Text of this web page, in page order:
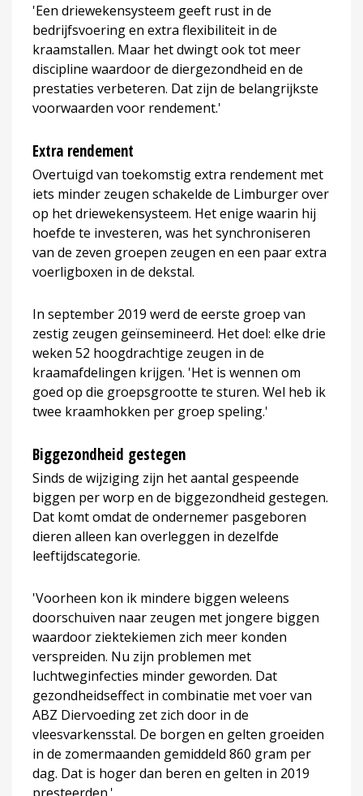
'Een driewekensysteem geeft rust in de
bedrijfsvoering en extra flexibiliteit in de
kraamstallen. Maar het dwingt ook tot meer
discipline waardoor de diergezondheid en de
prestaties verbeteren. Dat zijn de belangrijkste
voorwaarden voor rendement.'
Extra rendement
Overtuigd van toekomstig extra rendement met
iets minder zeugen schakelde de Limburger over
op het driewekensysteem. Het enige waarin hij
hoefde te investeren, was het synchroniseren
van de zeven groepen zeugen en een paar extra
voerligboxen in de dekstal.
In september 2019 werd de eerste groep van
zestig zeugen geïnsemineerd. Het doel: elke drie
weken 52 hoogdrachtige zeugen in de
kraamafdelingen krijgen. 'Het is wennen om
goed op die groepsgrootte te sturen. Wel heb ik
twee kraamhokken per groep speling.'
Biggezondheid gestegen
Sinds de wijziging zijn het aantal gespeende
biggen per worp en de biggezondheid gestegen.
Dat komt omdat de ondernemer pasgeboren
dieren alleen kan overleggen in dezelfde
leeftijdscategorie.
'Voorheen kon ik mindere biggen weleens
doorschuiven naar zeugen met jongere biggen
waardoor ziektekiemen zich meer konden
verspreiden. Nu zijn problemen met
luchtweginfecties minder geworden. Dat
gezondheidseffect in combinatie met voer van
ABZ Diervoeding zet zich door in de
vleesvarkensstal. De borgen en gelten groeiden
in de zomermaanden gemiddeld 860 gram per
dag. Dat is hoger dan beren en gelten in 2019